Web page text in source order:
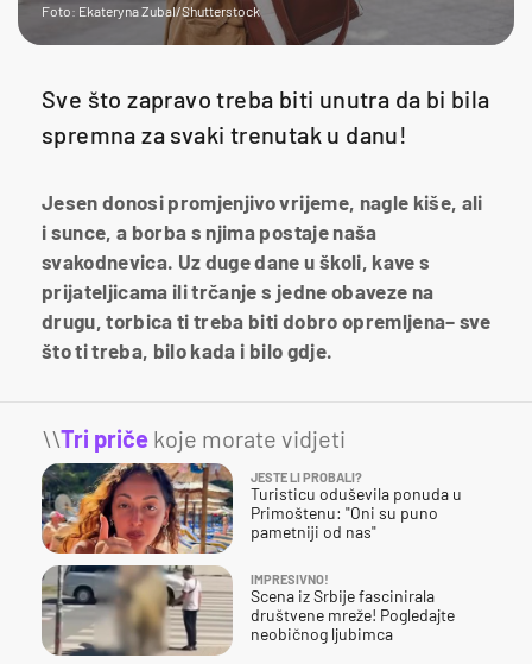
Foto: Ekateryna Zubal/Shutterstock
Sve što zapravo treba biti unutra da bi bila
spremna za svaki trenutak u danu!
Jesen donosi promjenjivo vrijeme, nagle kiše, ali
i sunce, a borba s njima postaje naša
svakodnevica. Uz duge dane u školi, kave s
prijateljicama ili trčanje s jedne obaveze na
drugu, torbica ti treba biti dobro opremljena– sve
što ti treba, bilo kada i bilo gdje.
\\Tri priče koje morate vidjeti
JESTE LI PROBALI?
Turisticu oduševila ponuda u
Primoštenu: "Oni su puno
pametniji od nas"
IMPRESIVNO!
Scena iz Srbije fascinirala
društvene mreže! Pogledajte
neobičnog ljubimca